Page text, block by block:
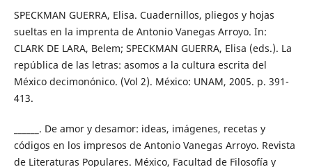
SPECKMAN GUERRA, Elisa. Cuadernillos, pliegos y hojas
sueltas en la imprenta de Antonio Vanegas Arroyo. In:
CLARK DE LARA, Belem; SPECKMAN GUERRA, Elisa (eds.). La
república de las letras: asomos a la cultura escrita del
México decimonónico. (Vol 2). México: UNAM, 2005. p. 391-
413.
______. De amor y desamor: ideas, imágenes, recetas y
códigos en los impresos de Antonio Vanegas Arroyo. Revista
de Literaturas Populares. México, Facultad de Filosofía y